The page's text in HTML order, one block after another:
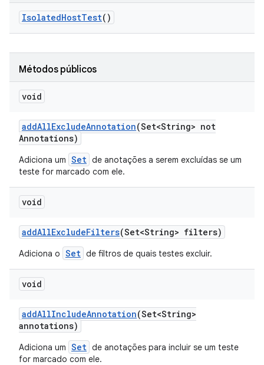
IsolatedHostTest()
Métodos públicos
void
addAllExcludeAnnotation(Set<String> not
Annotations)
Adiciona um Set de anotações a serem excluídas se um
teste for marcado com ele.
void
addAllExcludeFilters(Set<String> filters)
Adiciona o Set de filtros de quais testes excluir.
void
addAllIncludeAnnotation(Set<String>
annotations)
Adiciona um Set de anotações para incluir se um teste
for marcado com ele.